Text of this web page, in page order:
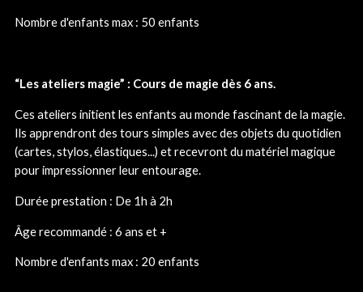
Nombre d'enfants max : 50 enfants
“Les ateliers magie” : Cours de magie dès 6 ans.
Ces ateliers initient les enfants au monde fascinant de la magie.
Ils apprendront des tours simples avec des objets du quotidien
(cartes, stylos, élastiques...) et recevront du matériel magique
pour impressionner leur entourage.
Durée prestation : De 1h à 2h
Âge recommandé : 6 ans et +
Nombre d'enfants max : 20 enfants